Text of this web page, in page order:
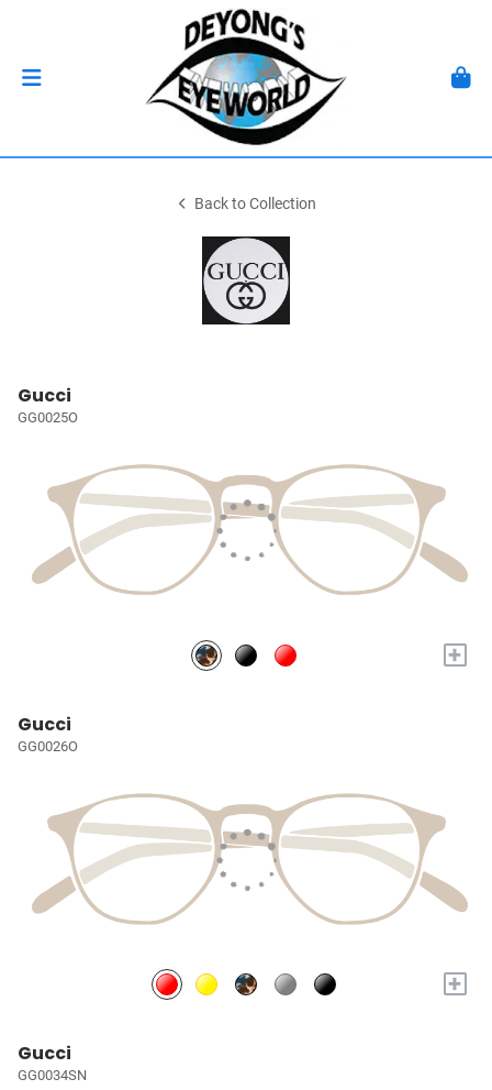
Back to Collection
Gucci
GG0025O
+
Gucci
GG0026O
+
Gucci
GG0034SN